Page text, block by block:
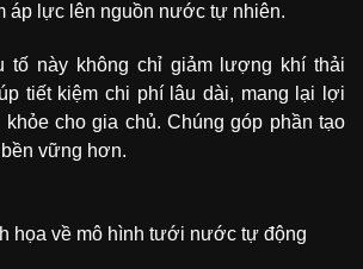
áp lực lên nguồn nước tự nhiên.
tố này không chỉ giảm lượng khí thải
tiết kiệm chi phí lâu dài, mang lại lợi
cho gia chủ. Chúng góp phần tạo
vững hơn.
họa về mô hình tưới nước tự động